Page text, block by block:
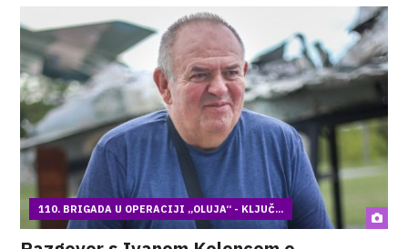
110. BRIGADA U OPERACIJI „OLUJA“ - KLJUČ...